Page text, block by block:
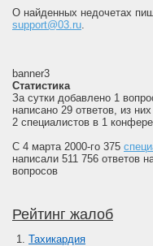
О найденных недочетах
support@03.ru.
banner3
Статистика
За сутки добавлено 1
написано 29 ответов, из
2 специалистов в 1
С 4 марта 2000-го 375
написали 511 756 ответов
вопросов
Рейтинг жалоб
Тахикардия